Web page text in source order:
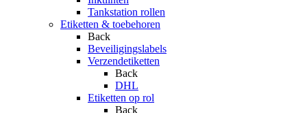
Tankstation rollen
Etiketten & toebehoren
Back
Beveiligingslabels
Verzendetiketten
Back
DHL
Etiketten op rol
Back